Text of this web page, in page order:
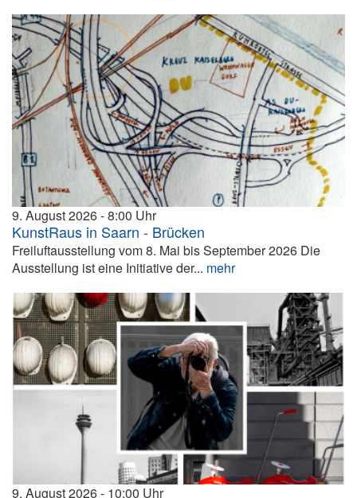
9. August 2026 8:00
KunstRaus in Saarn - Brücken
Freiluftausstellung vom 8. Mai bis September 2026 Die
Ausstellung ist eine Initiative der... mehr
9. August 2026 10:00